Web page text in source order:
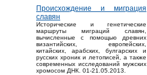
Происхождение и миграция
славян
Исторические и генетические
маршруты миграций славян,
вычисленные с помощью древних
византийских, европейских,
китайских, арабских, булгарских и
русских хроник и летописей, а также
современных исследований мужских
хромосом ДНК. 01-21.05.2013.